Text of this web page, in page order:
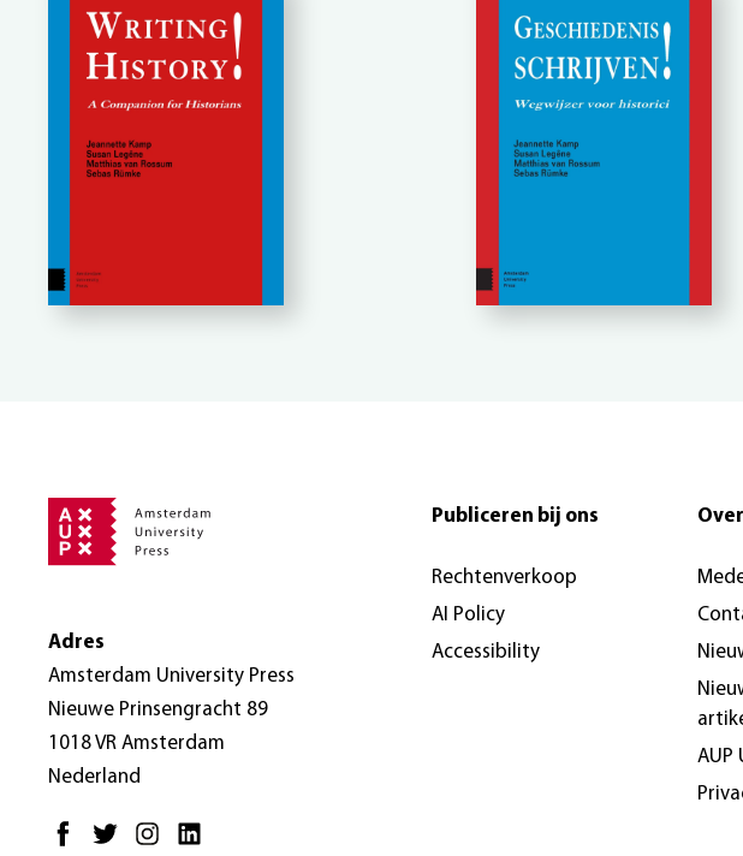
Adres
Amsterdam University Press
Nieuwe Prinsengracht 89
1018 VR Amsterdam
Nederland
Publiceren bij ons
Rechtenverkoop
AI Policy
Accessibility
Over
AUP